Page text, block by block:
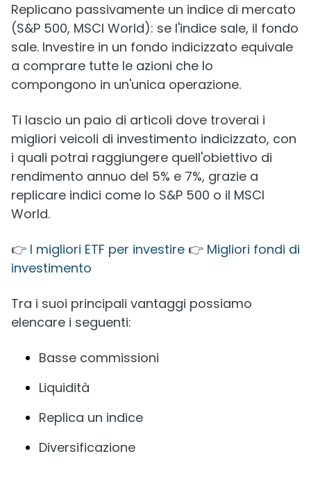
Replicano passivamente un indice di mercato
(S&P 500, MSCI World): se l'indice sale, il fondo
sale. Investire in un fondo indicizzato equivale
a comprare tutte le azioni che lo
compongono in un'unica operazione.
Ti lascio un paio di articoli dove troverai i
migliori veicoli di investimento indicizzato, con
i quali potrai raggiungere quell'obiettivo di
rendimento annuo del 5% e 7%, grazie a
replicare indici come lo S&P 500 o il MSCI
World.
👉 I migliori ETF per investire 👉 Migliori fondi di
investimento
Tra i suoi principali vantaggi possiamo
elencare i seguenti:
Basse commissioni
Liquidità
Replica un indice
Diversificazione